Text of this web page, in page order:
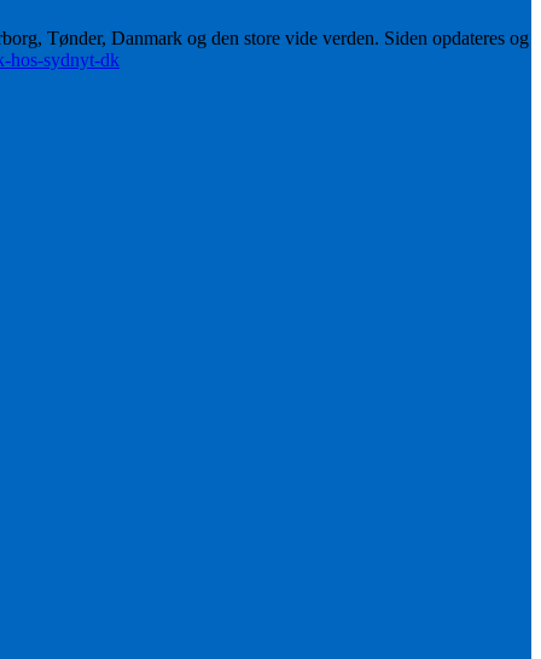
Tønder, Danmark og den store vide verden. Siden opdateres og
hos-sydnyt-dk